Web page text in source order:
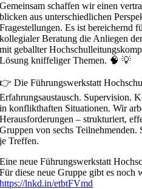
Gemeinsam schaffen wir einen
blicken aus unterschiedlichen
Fragestellungen. Es ist bereichernd
kollegialer Beratung die Anliegen
mit geballter
Lösung kniffeliger Themen. 🧠 💡
👉 Die Führungswerkstatt
Erfahrungsaustausch. Supervision.
in konflikthaften Situationen. Wir
Herausforderungen – strukturiert,
Gruppen von sechs
je Treffen.
Eine neue Führungswerkstatt
Für diese neue Gruppe gibt es noch
https://lnkd.in/etbtFVmd